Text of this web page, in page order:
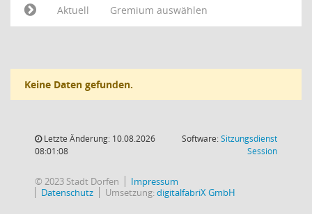
Aktuell
Gremium auswählen
Keine Daten gefunden.
Letzte Änderung: 10.08.2026
08:01:08
Software:Sitzungsdienst
Session(Wird in
© 2023 Stadt Dorfen
Impressum
Datenschutz
Umsetzung:digitalfabriX GmbH